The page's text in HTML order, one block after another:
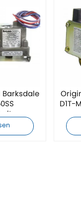
D1T-